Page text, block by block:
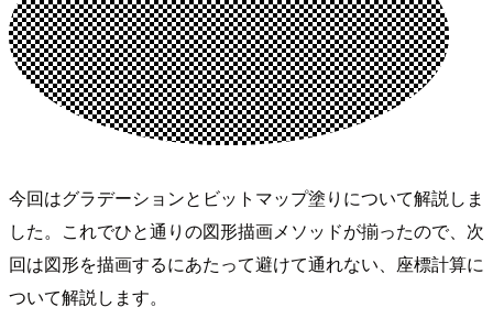
今回はグラデーションとビットマップ塗りについて解説しま
した。これでひと通りの図形描画メソッドが揃ったので、次
回は図形を描画するにあたって避けて通れない、座標計算に
ついて解説します。